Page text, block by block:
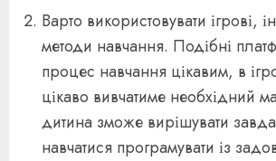
Варто використовувати ігрові,
методи навчання. Подібні
процес навчання цікавим, в
цікаво вивчатиме необхідний
дитина зможе вирішувати
навчатися програмувати із